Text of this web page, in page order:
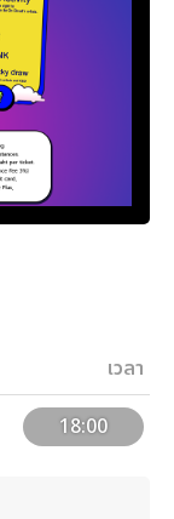
เวลา
18:00